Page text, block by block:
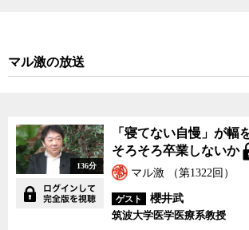
マル激の放送
136分
「寝てない自慢」が幅
そろそろ卒業しないか
マル激 （第1322回）
ゲスト
櫻井武
筑波大学医学医療系教授